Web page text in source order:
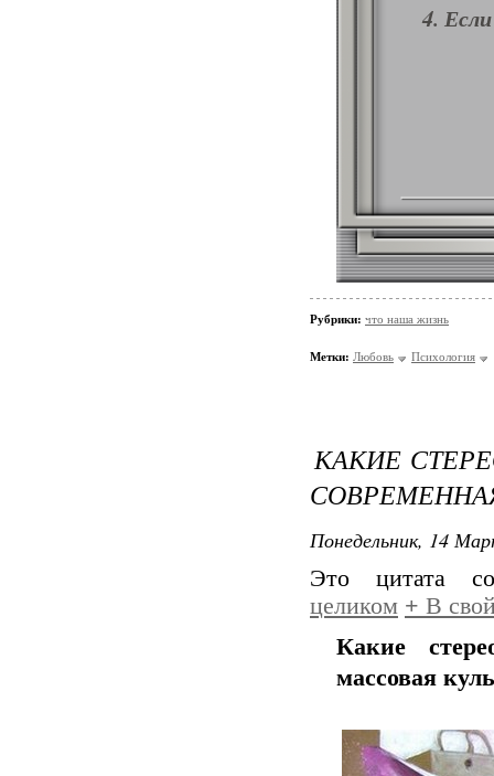
4.
Рубрики: что наша жизнь
Метки: Любовь Психология
КАКИЕ
Понедельник, 14
Это цитата
целиком + В
Какие
массовая